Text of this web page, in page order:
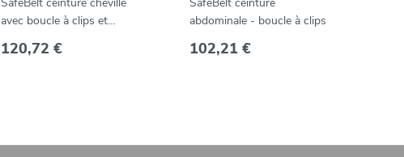
avec boucle à clips et
120,72 €
abdominale - boucle à clips
102,21 €